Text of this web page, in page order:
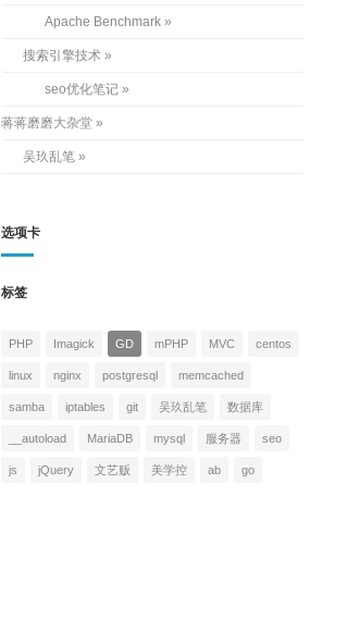
Apache Benchmark
搜索引擎技术
seo优化笔记
蒋蒋磨磨大杂堂
吴玖乱笔
选项卡
标签
PHP Imagick GD mPHP MVC centos
linux nginx postgresql memcached
samba iptables git 吴玖乱笔 数据库
__autoload MariaDB mysql 服务器 seo
js jQuery 文艺贩 美学控 ab go